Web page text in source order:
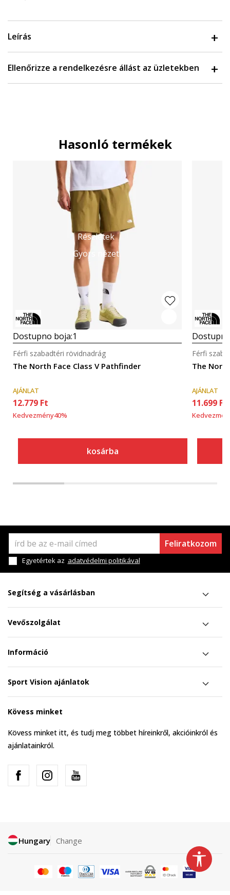
Leírás
Ellenőrizze a rendelkezésre állást az üzletekben
Hasonló termékek
Részletek
Gyors nézet
Dostupno boja:1
The North Face Class V Pathfinder
Férfi szabadtéri rövidnadrág
AJÁNLAT
12.779 Ft
Kedvezmény40%
kosárba
The
Férfi
AJÁNLAT
11.699 Ft
Feliratkozom
Egyetértek az adatvédelmi politikával
Segítség a vásárlásban
Vevőszolgálat
Információ
Sport Vision ajánlatok
Kövess minket
Kövess minket itt, és tudj meg többet híreinkről, akcióinkról és
ajánlatainkról.
Hungary Change